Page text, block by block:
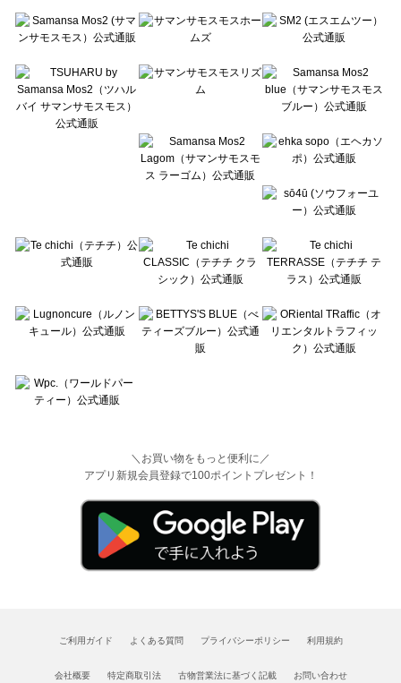
Te chichi（テチチ）の一覧
Te chichi CLASSIC（テチチ クラシック）の一覧
Lugnoncure（ルノンキュール）の一覧
BETTY'S BLUE（べティーズブルー）の一覧
Wpc.（ワールドパーティー）の一覧
＼お買い物をもっと便利に／
アプリ新規会員登録で100ポイントプレゼント！
ご利用ガイド よくある質問 プライバシーポリシー 利用規約
会社概要 特定商取引法 古物営業法に基づく記載 お問い合わせ